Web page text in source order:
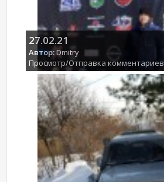
27.02.21
Автор:Dmitry
Просмотр/Отправка комментариев